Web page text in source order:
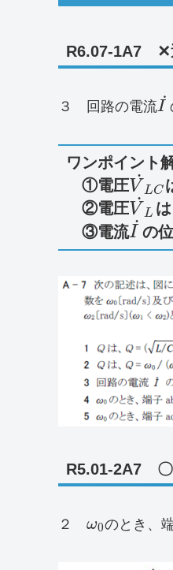
R6.07-1A7 ✕
３ 回路の電流I˙
ワンポイント
①電圧V˙LC
②電圧V˙L は
③電流I˙の
R5.01-2A7
２ ω0のとき、